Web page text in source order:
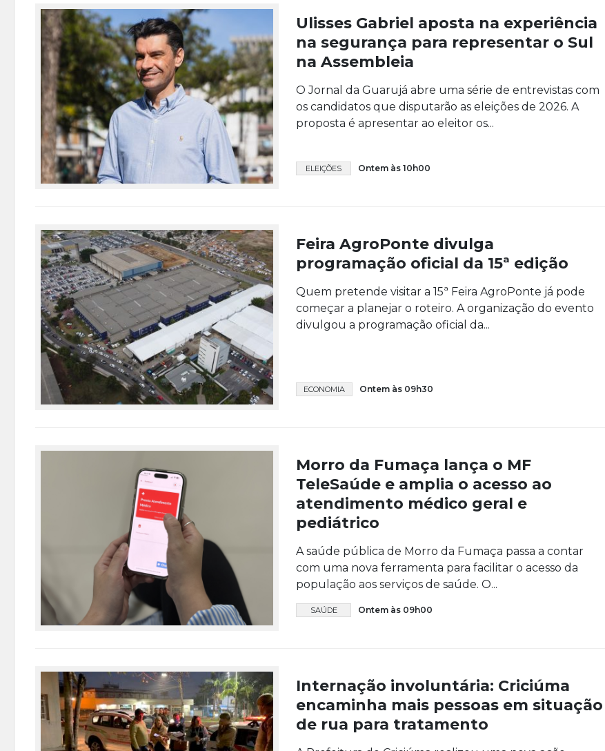
Ulisses Gabriel aposta na experiência
na segurança para representar o Sul
na Assembleia
O Jornal da Guarujá abre uma série de entrevistas com
os candidatos que disputarão as eleições de 2026. A
proposta é apresentar ao eleitor os...
ELEIÇÕES Ontem às 10h00
Feira AgroPonte divulga
programação oficial da 15ª edição
Quem pretende visitar a 15ª Feira AgroPonte já pode
começar a planejar o roteiro. A organização do evento
divulgou a programação oficial da...
ECONOMIA Ontem às 09h30
Morro da Fumaça lança o MF
TeleSaúde e amplia o acesso ao
atendimento médico geral e
pediátrico
A saúde pública de Morro da Fumaça passa a contar
com uma nova ferramenta para facilitar o acesso da
população aos serviços de saúde. O...
SAÚDE Ontem às 09h00
Internação involuntária: Criciúma
encaminha mais pessoas em situação
de rua para tratamento